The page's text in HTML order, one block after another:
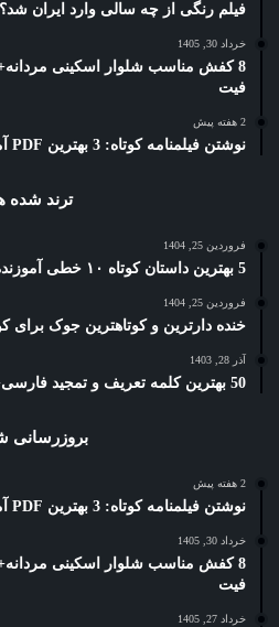
فیلم رنگی از چه سالی وارد ایران
خرداد 30, 1405
8 کفش مناسب شلوار اسکینی
فیت
2 هفته پیش
نوشتن فیلمنامه کوتاه: 3 بهترین PDF آموزش کامل (دانلود رایگان)
ترند شده
فروردین 25, 1404
5 بهترین داستان کوتاه ۱۰ خطی آموزنده (pdf رایگان)
فروردین 25, 1404
خنده دارترین و کوتاهترین جوک برای کودکان ۸ ساله و
آذر 28, 1403
50 بهترین کلمه تعریف و تمجید فارسی+ نکات و حقایق
بروزرسانی
2 هفته پیش
نوشتن فیلمنامه کوتاه: 3 بهترین PDF آموزش کامل (دانلود رایگان)
خرداد 30, 1405
8 کفش مناسب شلوار اسکینی
فیت
خرداد 27, 1405